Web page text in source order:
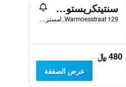
ٕسنتيتكريستوفرز آت ذا وينستون - هوستل
Warmoesstraat 129, امستردام, مقاطعة شمال هولندا, هولندا
480 ﷼
عرض الصفقة